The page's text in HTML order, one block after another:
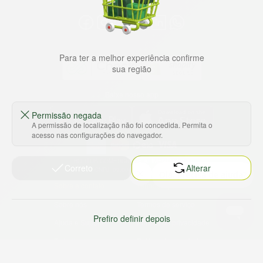
HORTUS COMERCIO DE ALIMENTOS S.A
Ajuda e Suporte
Política de privacidade
Para ter a melhor experiência confirme
sua região
Permissão negada
A permissão de localização não foi concedida. Permita o
acesso nas configurações do navegador.
Alterar
Prefiro definir depois